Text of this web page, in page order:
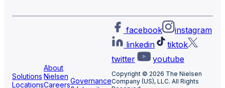
Solutions
Locations
About
Nielsen
CareersGovernance
facebook
instagram
linkedin
tiktok
twitter
youtube
Copyright © 2026 The Nielsen
Company (US), LLC. All Rights